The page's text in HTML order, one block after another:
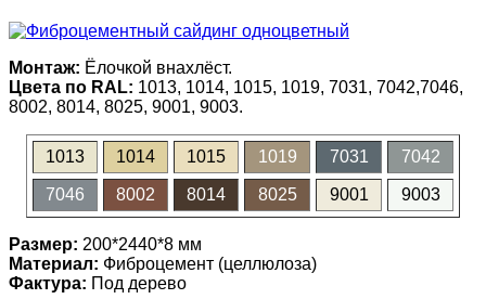
Монтаж: Ёлочкой внахлёст.
Цвета по RAL: 1013, 1014, 1015, 1019, 7031, 7042,7046,
8002, 8014, 8025, 9001, 9003.
1013 1014 1015 1019 7031 7042
7046 8002 8014 8025 9001 9003
Размер: 200*2440*8 мм
Материал: Фиброцемент (целлюлоза)
Фактура: Под дерево